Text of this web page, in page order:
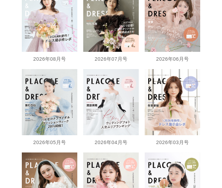
2026年08月号 2026年07月号 2026年06月号
2026年05月号 2026年04月号 2026年03月号